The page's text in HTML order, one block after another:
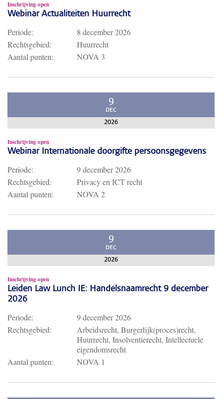
Inschrijving open
Webinar Actualiteiten Huurrecht
Periode:
8 december 2026
Rechtsgebied:
Huurrecht
Aantal punten:
NOVA 3
9
DEC
2026
Inschrijving open
Webinar Internationale doorgifte persoonsgegevens
Periode:
9 december 2026
Rechtsgebied:
Privacy en ICT recht
Aantal punten:
NOVA 2
9
DEC
2026
Inschrijving open
Leiden Law Lunch IE: Handelsnaamrecht 9 december
2026
Periode:
9 december 2026
Rechtsgebied:
Arbeidsrecht, Burgerlijk(proces)recht,
Huurrecht, Insolventierecht, Intellectuele
eigendomsrecht
Aantal punten:
NOVA 1